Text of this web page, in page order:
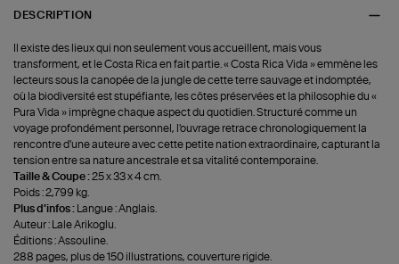
DESCRIPTION
Il existe des lieux qui non seulement vous accueillent, mais vous
transforment, et le Costa Rica en fait partie. « Costa Rica Vida » emmène les
lecteurs sous la canopée de la jungle de cette terre sauvage et indomptée,
où la biodiversité est stupéfiante, les côtes préservées et la philosophie du «
Pura Vida » imprègne chaque aspect du quotidien. Structuré comme un
voyage profondément personnel, l'ouvrage retrace chronologiquement la
rencontre d'une auteure avec cette petite nation extraordinaire, capturant la
tension entre sa nature ancestrale et sa vitalité contemporaine.
Taille & Coupe :25 x 33 x 4 cm.
Poids : 2,799 kg.
Plus d'infos :
Langue : Anglais.
Auteur : Lale Arikoglu.
Éditions : Assouline.
288 pages, plus de 150 illustrations, couverture rigide.